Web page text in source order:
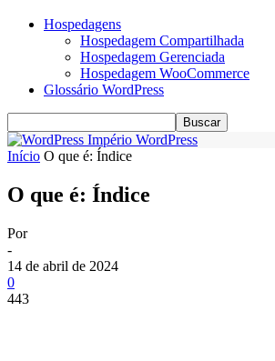
Hospedagens
Hospedagem Compartilhada
Hospedagem Gerenciada
Hospedagem WooCommerce
Glossário WordPress
Império WordPress
Início O que é: Índice
O que é: Índice
Por
-
14 de abril de 2024
0
443